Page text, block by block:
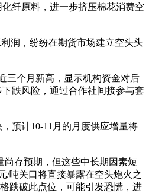
纤原料，进一步挤压棉花消费空
润，纷纷在期货市场建立空头头
三个月新高，显示机构资金对后
跌风险，通过合作社间接参与套
预计10-11月的月度供应增量将
尚存预期，但这些中长期因素短
/吨关口将直接暴露在空头炮火之
跌破此点位，可能引发恐慌，进